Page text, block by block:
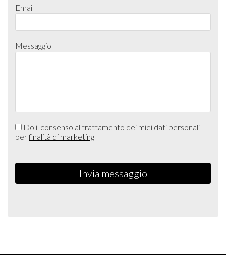
Email
Messaggio
Do il consenso al trattamento dei miei dati personali
perfinalità di marketing
Invia messaggio